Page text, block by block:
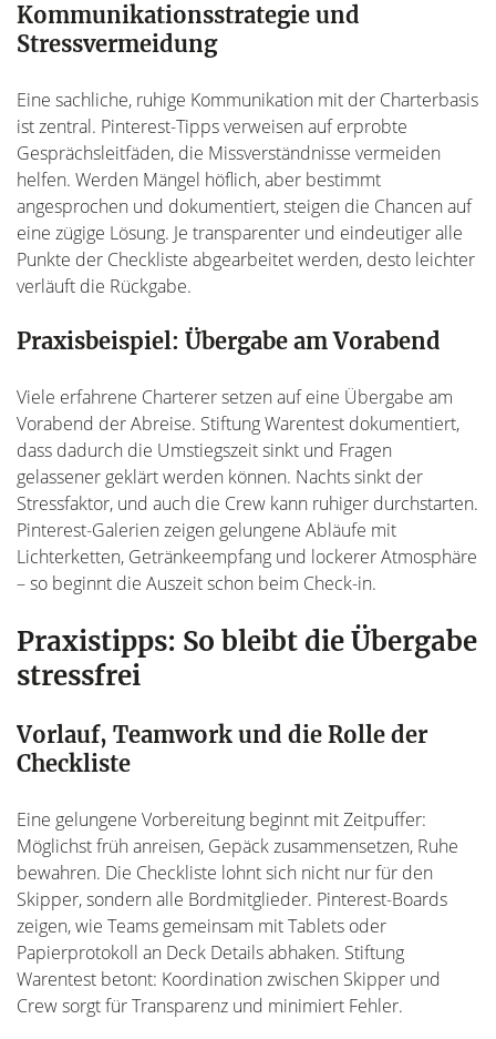
Kommunikationsstrategie und
Stressvermeidung
Eine sachliche, ruhige Kommunikation mit der Charterbasis
ist zentral. Pinterest-Tipps verweisen auf erprobte
Gesprächsleitfäden, die Missverständnisse vermeiden
helfen. Werden Mängel höflich, aber bestimmt
angesprochen und dokumentiert, steigen die Chancen auf
eine zügige Lösung. Je transparenter und eindeutiger alle
Punkte der Checkliste abgearbeitet werden, desto leichter
verläuft die Rückgabe.
Praxisbeispiel: Übergabe am Vorabend
Viele erfahrene Charterer setzen auf eine Übergabe am
Vorabend der Abreise. Stiftung Warentest dokumentiert,
dass dadurch die Umstiegszeit sinkt und Fragen
gelassener geklärt werden können. Nachts sinkt der
Stressfaktor, und auch die Crew kann ruhiger durchstarten.
Pinterest-Galerien zeigen gelungene Abläufe mit
Lichterketten, Getränkeempfang und lockerer Atmosphäre
– so beginnt die Auszeit schon beim Check-in.
Praxistipps: So bleibt die Übergabe
stressfrei
Vorlauf, Teamwork und die Rolle der
Checkliste
Eine gelungene Vorbereitung beginnt mit Zeitpuffer:
Möglichst früh anreisen, Gepäck zusammensetzen, Ruhe
bewahren. Die Checkliste lohnt sich nicht nur für den
Skipper, sondern alle Bordmitglieder. Pinterest-Boards
zeigen, wie Teams gemeinsam mit Tablets oder
Papierprotokoll an Deck Details abhaken. Stiftung
Warentest betont: Koordination zwischen Skipper und
Crew sorgt für Transparenz und minimiert Fehler.